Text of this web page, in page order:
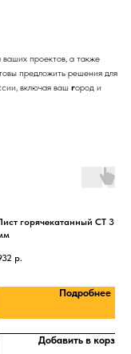
проектов, а также
предложить решения для
включая ваш город и
горячекатанный СТ 3
р.
Подробнее
Добавить в корзину